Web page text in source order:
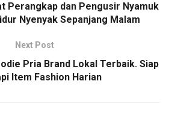
Perangkap dan Pengusir Nyamuk
Nyenyak Sepanjang Malam
Next Post
Pria Brand Lokal Terbaik. Siap
Item Fashion Harian